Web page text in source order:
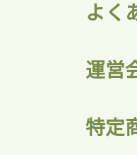
よく
運営
特定